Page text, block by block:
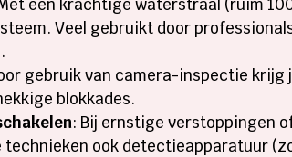
een krachtige waterstraal (ruim
Veel gebruikt door
gebruik van camera-inspectie
blokkades.
: Bij ernstige verstoppingen
ook detectieapparatuur